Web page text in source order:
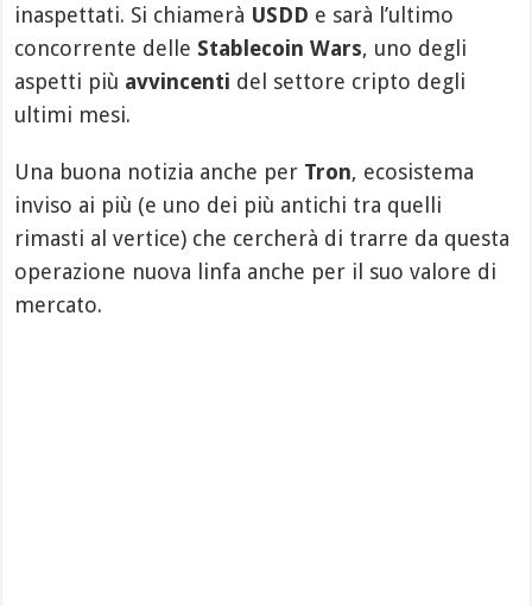
inaspettati. Si chiamerà USDD e sarà l’ultimo
concorrente delle Stablecoin Wars, uno degli
aspetti più avvincenti del settore cripto degli
ultimi mesi.
Una buona notizia anche per Tron, ecosistema
inviso ai più (e uno dei più antichi tra quelli
rimasti al vertice) che cercherà di trarre da questa
operazione nuova linfa anche per il suo valore di
mercato.